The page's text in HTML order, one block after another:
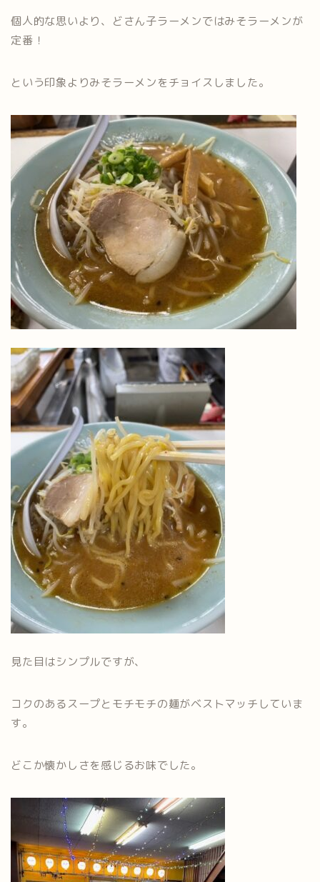
個人的な思いより、どさん子ラーメンではみそラーメンが
定番！
という印象よりみそラーメンをチョイスしました。
見た目はシンプルですが、
コクのあるスープとモチモチの麺がベストマッチしていま
す。
どこか懐かしさを感じるお味でした。